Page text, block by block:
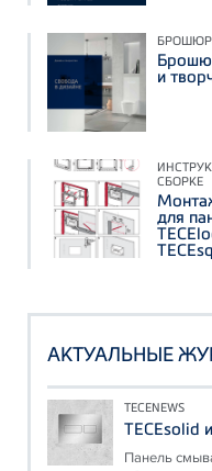
и
СБОРКЕ
для
АКТУАЛЬНЫЕ
TECENEWS
TECEsolid
Панель